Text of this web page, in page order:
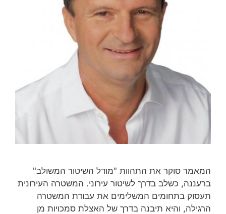
המאמר סוקר את התהוות "מודל השיטור המשולב"
ברעננה, כשלב בדרך לשיטור עירוני. המשטרה העירונית
תעסוק בתחומים המשלימים את עבודת המשטרה
הרגילה, והיא תיבנה בדרך של האצלת סמכויות מן